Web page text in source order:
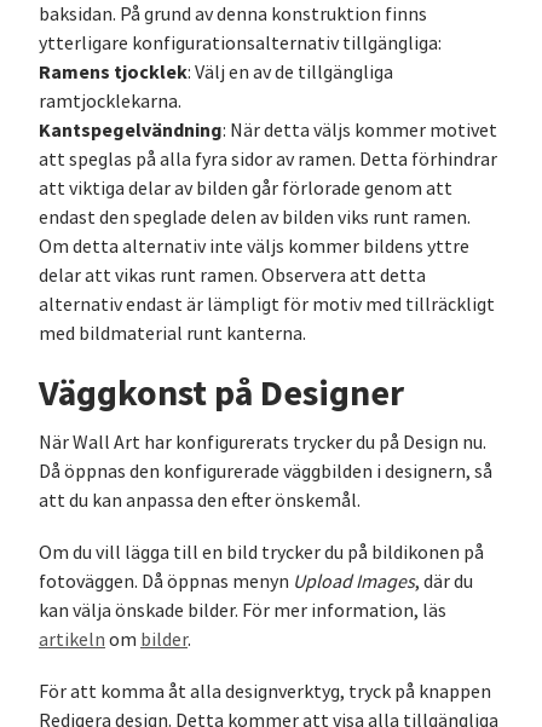
baksidan. På grund av denna konstruktion finns
ytterligare konfigurationsalternativ tillgängliga:
Ramens tjocklek: Välj en av de tillgängliga
ramtjocklekarna.
Kantspegelvändning: När detta väljs kommer motivet
att speglas på alla fyra sidor av ramen. Detta förhindrar
att viktiga delar av bilden går förlorade genom att
endast den speglade delen av bilden viks runt ramen.
Om detta alternativ inte väljs kommer bildens yttre
delar att vikas runt ramen. Observera att detta
alternativ endast är lämpligt för motiv med tillräckligt
med bildmaterial runt kanterna.
Väggkonst på Designer
När Wall Art har konfigurerats trycker du på Design nu.
Då öppnas den konfigurerade väggbilden i designern, så
att du kan anpassa den efter önskemål.
Om du vill lägga till en bild trycker du på bildikonen på
fotoväggen. Då öppnas menyn Upload Images, där du
kan välja önskade bilder. För mer information, läs
artikeln om bilder.
För att komma åt alla designverktyg, tryck på knappen
Redigera design. Detta kommer att visa alla tillgängliga